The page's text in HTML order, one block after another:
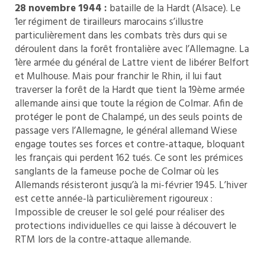
28 novembre 1944 : bataille de la Hardt (Alsace). Le
1er régiment de tirailleurs marocains s’illustre
particulièrement dans les combats très durs qui se
déroulent dans la forêt frontalière avec l’Allemagne. La
1ère armée du général de Lattre vient de libérer Belfort
et Mulhouse. Mais pour franchir le Rhin, il lui faut
traverser la forêt de la Hardt que tient la 19ème armée
allemande ainsi que toute la région de Colmar. Afin de
protéger le pont de Chalampé, un des seuls points de
passage vers l’Allemagne, le général allemand Wiese
engage toutes ses forces et contre-attaque, bloquant
les français qui perdent 162 tués. Ce sont les prémices
sanglants de la fameuse poche de Colmar où les
Allemands résisteront jusqu’à la mi-février 1945. L’hiver
est cette année-là particulièrement rigoureux :
Impossible de creuser le sol gelé pour réaliser des
protections individuelles ce qui laisse à découvert le
RTM lors de la contre-attaque allemande.